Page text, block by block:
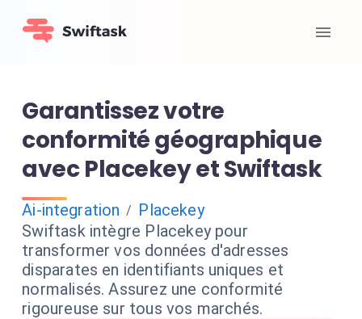
Garantissez votre
conformité géographique
avec Placekey et Swiftask
Ai-integration / Placekey
Swiftask intègre Placekey pour
transformer vos données d'adresses
disparates en identifiants uniques et
normalisés. Assurez une conformité
rigoureuse sur tous vos marchés.